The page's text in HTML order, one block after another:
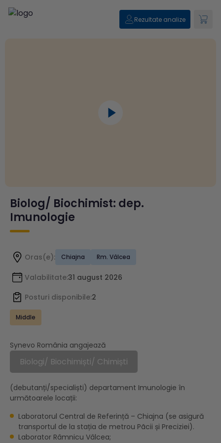
Rezultate analize
Biolog/ Biochimist: dep.
Imunologie
Oras(e): Chiajna Rm. Vâlcea
Valabilitate:31 august 2026
Posturi disponibile:2
Middle
Synevo România angajează
Biologi/ Biochimiști/ Chimiști
(debutanți/specialiști) departament Imunologie în
următoarele locații:
Laboratorul Central de Referință – Chiajna (se asigură
transportul de la stația de metrou Pãcii și Preciziei).
Laborator Râmnicu Vâlcea;